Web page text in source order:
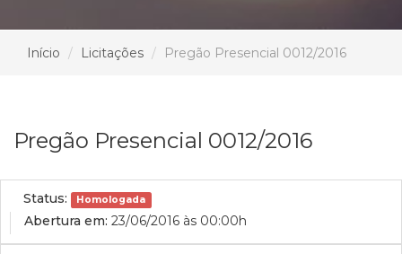
Início Licitações Pregão Presencial 0012/2016
Pregão Presencial 0012/2016
Status: Homologada
Abertura em: 23/06/2016 às 00:00h